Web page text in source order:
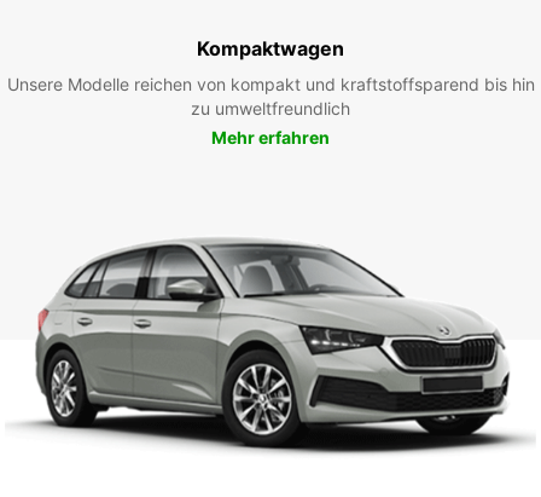
Kompaktwagen
Unsere Modelle reichen von kompakt und kraftstoffsparend bis hin
zu umweltfreundlich
Mehr erfahren